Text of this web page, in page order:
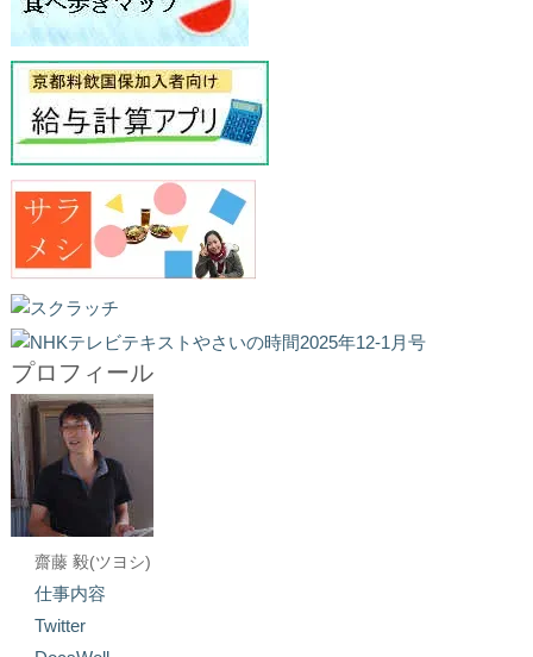
プロフィール
齋藤 毅(ツヨシ)
仕事内容
Twitter